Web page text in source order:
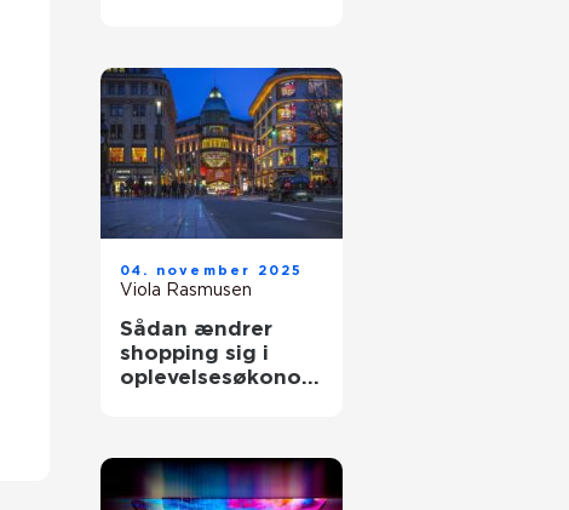
04. november 2025
Viola Rasmusen
Sådan ændrer
shopping sig i
oplevelsesøkonom